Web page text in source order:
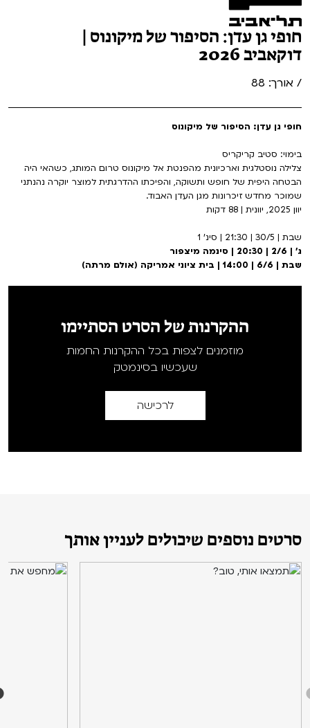
חופי גן עדן: הסיפור של מיקונוס |
דוקאביב 2026
/ אורך: 88
חופי גן עדן: הסיפור של מיקונוס
בימוי: סטיב קריקריס
צלילה נוסטלגית וארכיונית מהפנטת אל מיקונוס טרום המותג, כשהאי היה
הבטחה היפית של חופש ותשוקה, והפיכתו ההדרגתית למוצר יוקרה נהנתני
שמוכר מחדש זיכרונות מגן העדן האבוד.
יוון 2025, יוונית | 88 דקות
שבת | 30/5 | 21:30 | סינ' 1
ג' | 2/6 | 20:30 | סינמה מיצפור
שבת | 6/6 | 14:00 | בית ציוני אמריקה (אולם מרתה)
ההקרנות של הסרט הסתיימו
מוזמנים לצפות בכל ההקרנות החמות
שעכשיו בסינמטק
לרכישה
סרטים נוספים שיכולים לעניין אותך